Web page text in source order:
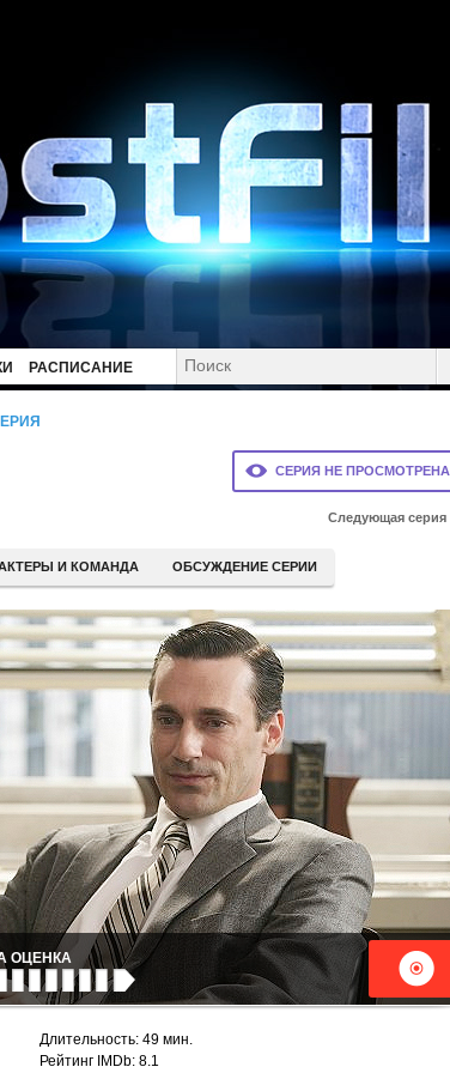
РАСПИСАНИЕ
СЕРИЯ НЕ ПРОСМОТРЕНА
Следующая серия
И КОМАНДА ОБСУЖДЕНИЕ СЕРИИ
ОЦЕНКА
Длительность: 49 мин.
Рейтинг IMDb: 8.1